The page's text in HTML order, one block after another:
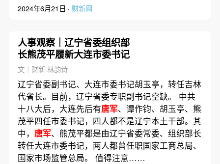
2024年6月21日 · 财新网
人事观察｜辽宁省委组织部
长熊茂平履新大连市委书记
文｜财新 林韵诗
辽宁省委副书记、大连市委书记胡玉亭，转任吉林
代省长。目前，辽宁省委专职副书记空缺。 中共
十八大后，大连先后有唐军、谭作钧、胡玉亭、熊
茂平四任市委书记，四人都不是辽宁本土干部。其
中， 唐军、熊茂平都是由辽宁省委常委、组织部长
转任大连市委书记，两人都曾任职国家工商总局、
国家市场监管总局。 值得注意……